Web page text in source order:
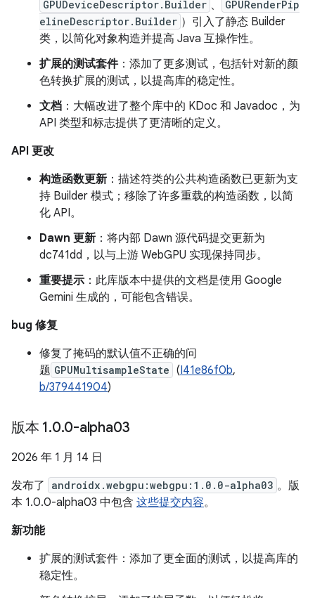
GPUDeviceDescriptor.Builder 、
GPURenderPip
elineDescriptor.Builder ）引入了静态 Builder
类，以简化对象构造并提高 Java 互操作性。
扩展的测试套件：添加了更多测试，包括针对新的颜
色转换扩展的测试，以提高库的稳定性。
文档 ：大幅改进了整个库中的 KDoc 和 Javadoc，为
API 类型和标志提供了更清晰的定义。
API 更改
构造函数更新 ：描述符类的公共构造函数已更新为支
持 Builder 模式；移除了许多重载的构造函数，以简
化 API。
Dawn 更新 ：将内部 Dawn 源代码提交更新为
dc741dd，以与上游 WebGPU 实现保持同步。
重要提示 ：此库版本中提供的文档是使用 Google
Gemini 生成的，可能包含错误。
bug 修复
修复了掩码的默认值不正确的问
题 GPUMultisampleState (I41e86f0b,
b/379441904)
版本 1.0.0-alpha03
2026 年 1 月 14 日
发布了
androidx.webgpu:webgpu:1.0.0-alpha03 。版
本 1.0.0-alpha03 中包含 这些提交内容。
新功能
扩展的测试套件：添加了更全面的测试，以提高库的
稳定性。